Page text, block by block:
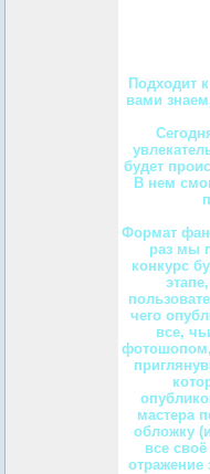
Подходит
вами
будет
В нем
Формат
раз мы
конкурс
чего
все,
мастера
обложку
все
отражение